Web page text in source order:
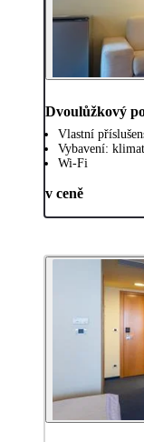
Dvoulůžkový
Vlastní
Vybavení:
Wi-Fi
v ceně